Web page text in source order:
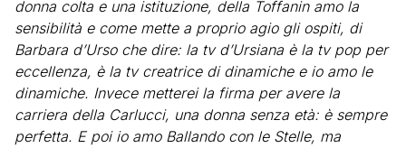
donna colta e una istituzione, della Toffanin amo la
sensibilità e come mette a proprio agio gli ospiti, di
Barbara d’Urso che dire: la tv d’Ursiana è la tv pop per
eccellenza, è la tv creatrice di dinamiche e io amo le
dinamiche. Invece metterei la firma per avere la
carriera della Carlucci, una donna senza età: è sempre
perfetta. E poi io amo Ballando con le Stelle, ma